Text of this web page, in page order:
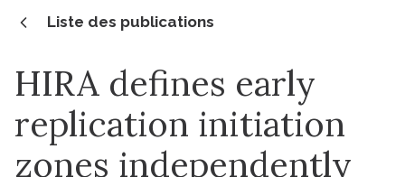
Liste des publications
HIRA defines early
replication initiation
zones independently